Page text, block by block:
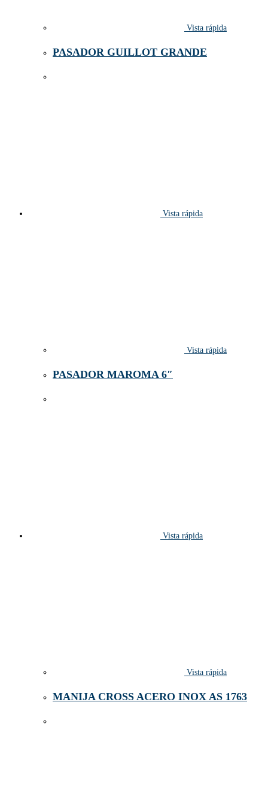
Vista rápida
PASADOR GUILLOT GRANDE
Vista rápida
Vista rápida
PASADOR MAROMA 6″
Vista rápida
Vista rápida
MANIJA CROSS ACERO INOX AS 1763